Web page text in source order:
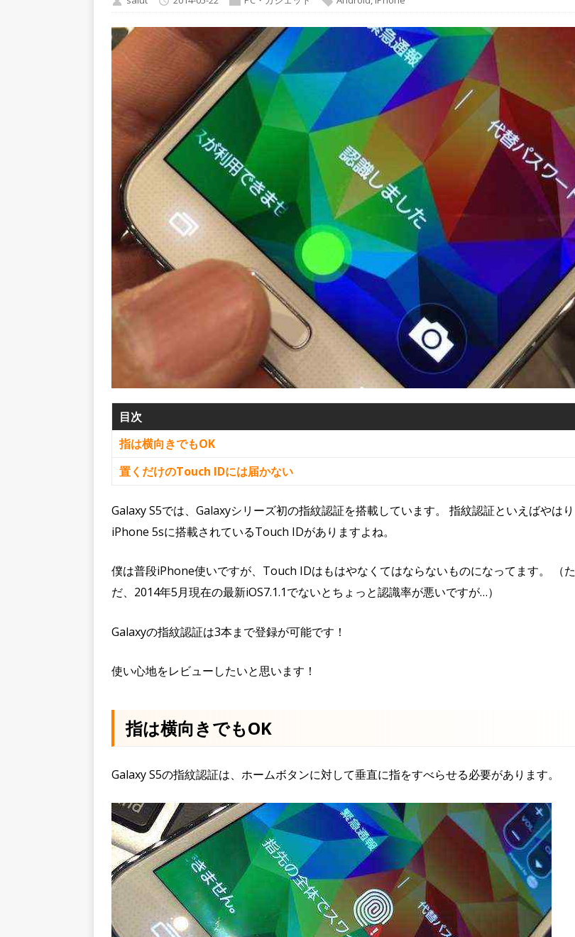
目次
指は横向きでもOK
置くだけのTouch IDには届かない
Galaxy S5では、Galaxyシリーズ初の指紋認証を搭載しています。 指紋認証といえばやはり
iPhone 5sに搭載されているTouch IDがありますよね。
僕は普段iPhone使いですが、Touch IDはもはやなくてはならないものになってます。 （た
だ、2014年5月現在の最新iOS7.1.1でないとちょっと認識率が悪いですが…）
Galaxyの指紋認証は3本まで登録が可能です！
使い心地をレビューしたいと思います！
指は横向きでもOK
Galaxy S5の指紋認証は、ホームボタンに対して垂直に指をすべらせる必要があります。